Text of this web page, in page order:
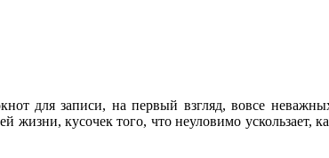
для записи, на первый взгляд, вовсе
кусочек того, что неуловимо ускользает,